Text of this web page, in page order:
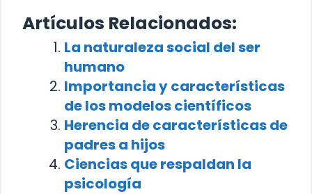
Artículos Relacionados:
La naturaleza social del ser
humano
Importancia y características
de los modelos científicos
Herencia de características de
padres a hijos
Ciencias que respaldan la
psicología